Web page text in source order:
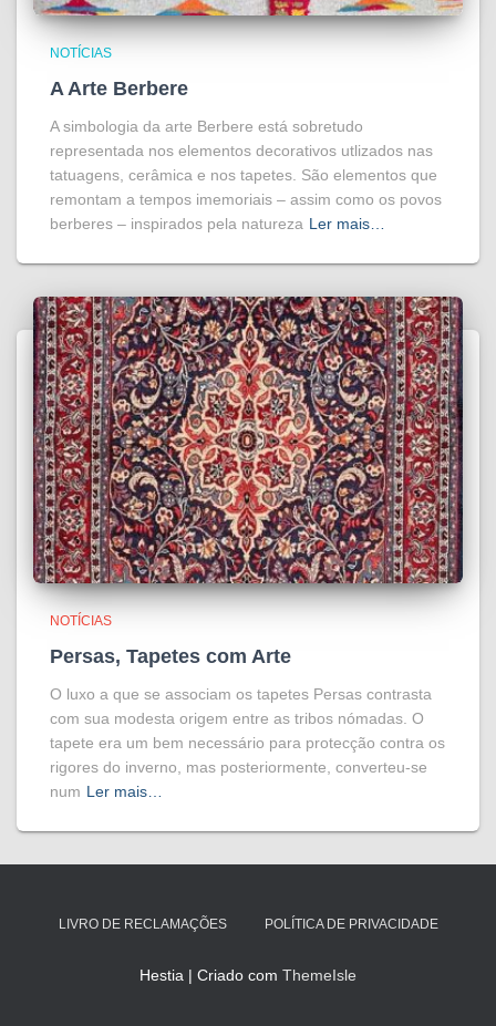
NOTÍCIAS
A Arte Berbere
A simbologia da arte Berbere está sobretudo
representada nos elementos decorativos utlizados nas
tatuagens, cerâmica e nos tapetes. São elementos que
remontam a tempos imemoriais – assim como os povos
berberes – inspirados pela natureza Ler mais…
NOTÍCIAS
Persas, Tapetes com Arte
O luxo a que se associam os tapetes Persas contrasta
com sua modesta origem entre as tribos nómadas. O
tapete era um bem necessário para protecção contra os
rigores do inverno, mas posteriormente, converteu-se
num Ler mais…
LIVRO DE RECLAMAÇÕES POLÍTICA DE PRIVACIDADE
Hestia | Criado com ThemeIsle